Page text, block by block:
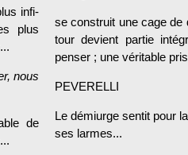
infi­
plus
nous
de
se construit une cage de
tour devient partie
penser ; une véritable
PEVERELLI
Le démiurge sentit pour
ses larmes...